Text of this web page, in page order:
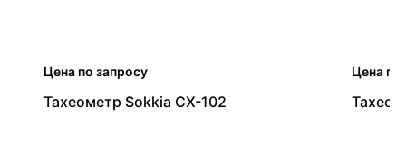
Цена по запросу
Тахеометр Sokkia CX-102
Цена по